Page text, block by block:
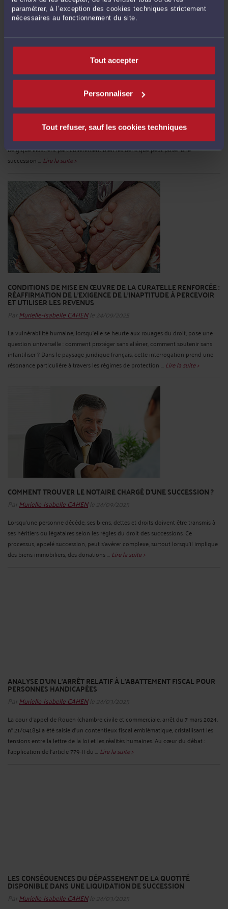
paramétrer, à l’exception des cookies techniques strictement
nécessaires au fonctionnement du site.
Tout accepter
Personnaliser
Tout refuser, sauf les cookies techniques
ÉVITER LES PIÈGES DE SUCCESSION ENTRE LA FRANCE ET LA
Murielle-Isabelle CAHEN le 25/09/2025
Dans un monde de plus en plus mobile, les parcours de vie dépassent souvent
les frontières. Parmi les nombreux exemples de cette internationalisation des
trajectoires personnelles et familiales, les liens étroits entre la France et la
Belgique illustrent particulièrement bien les défis que peut poser une
succession ... Lire la suite >
CONDITIONS DE MISE EN ŒUVRE DE LA CURATELLE RENFORCÉE :
RÉAFFIRMATION DE L’EXIGENCE DE L’INAPTITUDE À PERCEVOIR
ET UTILISER LES REVENUS
Par Murielle-Isabelle CAHENle 24/09/2025
La vulnérabilité humaine, lorsqu’elle se heurte aux rouages du droit, pose une
question universelle : comment protéger sans aliéner, comment soutenir sans
infantiliser ? Dans le paysage juridique français, cette interrogation prend une
résonance particulière à travers les régimes de protection ... Lire la suite >
COMMENT TROUVER LE NOTAIRE CHARGÉ D’UNE SUCCESSION ?
Par Murielle-Isabelle CAHENle 24/09/2025
Lorsqu’une personne décède, ses biens, dettes et droits doivent être transmis à
ses héritiers ou légataires selon les règles du droit des successions. Ce
processus, appelé succession, peut s’avérer complexe, surtout lorsqu’il implique
des biens immobiliers, des donations ... Lire la suite >
ANALYSE D'UN L’ARRÊT RELATIF À L’ABATTEMENT FISCAL POUR
PERSONNES HANDICAPÉES
Par Murielle-Isabelle CAHENle 24/03/2025
La cour d’appel de Rouen (chambre civile et commerciale, arrêt du 7 mars 2024,
n° 21/04185) a été saisie d’un contentieux fiscal emblématique, cristallisant les
tensions entre la lettre de la loi et les réalités humaines. Au cœur du débat :
l’application de l’article 779-II du ... Lire la suite >
LES CONSÉQUENCES DU DÉPASSEMENT DE LA QUOTITÉ
DISPONIBLE DANS UNE LIQUIDATION DE SUCCESSION
Par Murielle-Isabelle CAHENle 24/03/2025